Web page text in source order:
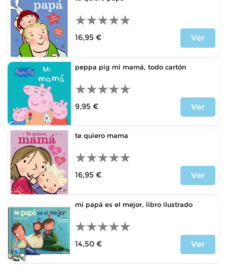
16,95 €
Ver
peppa pig mi mamá, todo cartón
9,95 €
Ver
te quiero mama
16,95 €
Ver
mi papá es el mejor, libro ilustrado
14,50 €
Ver